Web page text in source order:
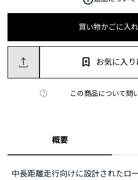
買い物かごに入
この商品について問
お気に入
概要
中長距離走行向けに設計されたロ